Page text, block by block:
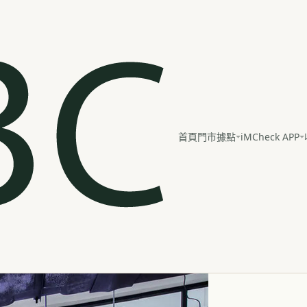
首頁門市據點 iMCheck APP